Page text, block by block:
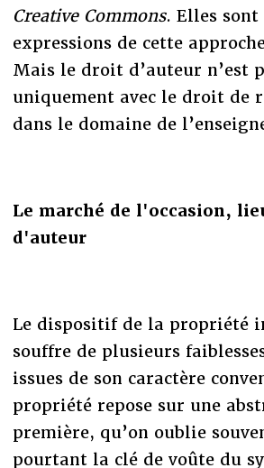
Creative Commons. Elles sont
expressions de cette
Mais le droit d’auteur n’est
uniquement avec le droit de
dans le domaine de
Le marché de l'occasion,
d'auteur
Le dispositif de la propriété
souffre de plusieurs
issues de son caractère
propriété repose sur une
première, qu’on oublie
pourtant la clé de voûte du